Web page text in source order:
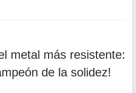
metal más resistente:
de la solidez!